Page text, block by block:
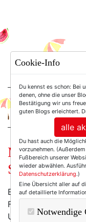
For
Mode am
Size Plus.
Eigentlich sind
Frauen mit
Und dieses hiergibt
Cookie-Info
Du kennst es schon: Bei
denen, ohne die unser
Bestätigung wir uns
guten Blogs erleichtert.
alle
Du hast auch die
vorzunehmen.
Fußbereich unserer
wieder abwählen.
Datenschutzerklärung.)
Eine Übersicht aller auf
auf detaillierte
Notwendige